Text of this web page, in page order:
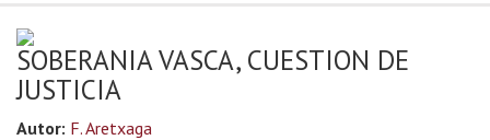
SOBERANIA VASCA, CUESTION DE
JUSTICIA
Autor: F. Aretxaga